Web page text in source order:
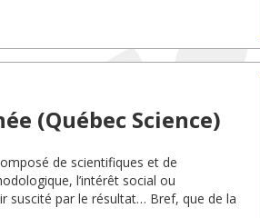
(Québec Science)
de scientifiques et de
l’intérêt social ou
suscité par le résultat… Bref, que de la